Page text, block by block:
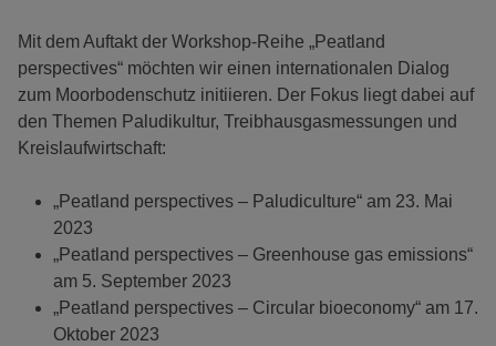
Mit dem Auftakt der Workshop-Reihe „Peatland
perspectives“ möchten wir einen internationalen Dialog
zum Moorbodenschutz initiieren. Der Fokus liegt dabei auf
den Themen Paludikultur, Treibhausgasmessungen und
Kreislaufwirtschaft:
„Peatland perspectives – Paludiculture“ am 23. Mai
2023
„Peatland perspectives – Greenhouse gas emissions“
am 5. September 2023
„Peatland perspectives – Circular bioeconomy“ am 17.
Oktober 2023